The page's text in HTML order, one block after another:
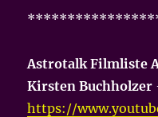
Astrotalk Filmliste
Kirsten Buchholzer
https://